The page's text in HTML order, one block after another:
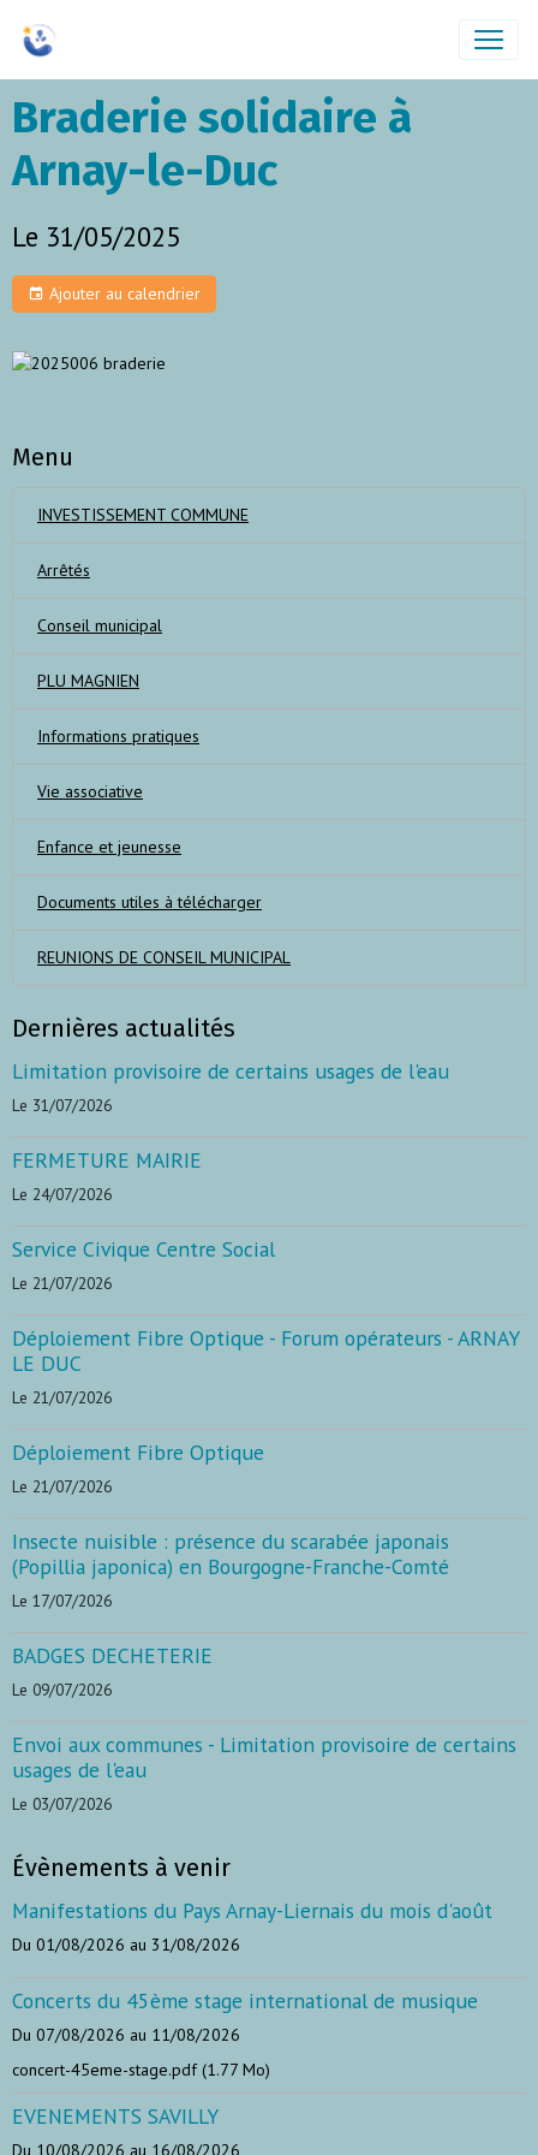
Braderie solidaire à
Arnay-le-Duc
Le 31/05/2025
Ajouter au calendrier
Menu
INVESTISSEMENT COMMUNE
Arrêtés
Conseil municipal
PLU MAGNIEN
Informations pratiques
Vie associative
Enfance et jeunesse
Documents utiles à télécharger
REUNIONS DE CONSEIL MUNICIPAL
Dernières actualités
Limitation provisoire de certains usages de l'eau
Le 31/07/2026
FERMETURE MAIRIE
Le 24/07/2026
Service Civique Centre Social
Le 21/07/2026
Déploiement Fibre Optique - Forum opérateurs - ARNAY
LE DUC
Le 21/07/2026
Déploiement Fibre Optique
Le 21/07/2026
Insecte nuisible : présence du scarabée japonais
(Popillia japonica) en Bourgogne-Franche-Comté
Le 17/07/2026
BADGES DECHETERIE
Le 09/07/2026
Envoi aux communes - Limitation provisoire de certains
usages de l'eau
Le 03/07/2026
Évènements à venir
Manifestations du Pays Arnay-Liernais du mois d'août
Du 01/08/2026 au 31/08/2026
Concerts du 45ème stage international de musique
Du 07/08/2026 au 11/08/2026
concert-45eme-stage.pdf (1.77 Mo)
EVENEMENTS SAVILLY
Du 10/08/2026 au 16/08/2026